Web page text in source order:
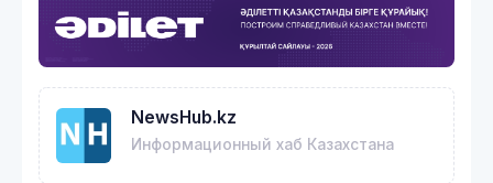
NewsHub.kz
Информационный хаб Казахстана